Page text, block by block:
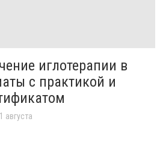
иглотерапии в
с практикой и
августа